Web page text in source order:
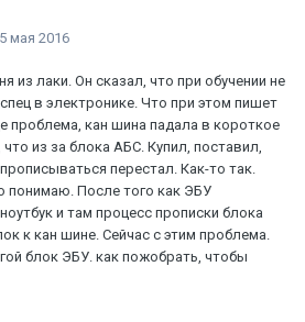
мая 2016
из лаки. Он сказал, что при обучении не
в электронике. Что при этом пишет
проблема, кан шина падала в короткое
из за блока АБС. Купил, поставил,
перестал. Как-то так.
понимаю. После того как ЭБУ
и там процесс прописки блока
к кан шине. Сейчас с этим проблема.
блок ЭБУ. как пожобрать, чтобы